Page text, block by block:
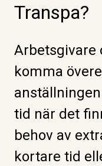
Transpa?
Arbetsgivare
komma
tid när det
behov av
kortare tid